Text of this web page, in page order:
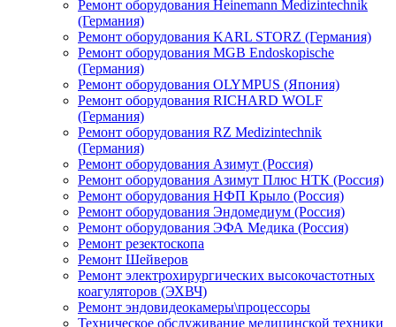
Ремонт оборудования Heinemann Medizintechnik
(Германия)
Ремонт оборудования KARL STORZ (Германия)
Ремонт оборудования MGB Endoskopische
(Германия)
Ремонт оборудования OLYMPUS (Япония)
Ремонт оборудования RICHARD WOLF
(Германия)
Ремонт оборудования RZ Medizintechnik
(Германия)
Ремонт оборудования Азимут (Россия)
Ремонт оборудования Азимут Плюс НТК (Россия)
Ремонт оборудования НФП Крыло (Россия)
Ремонт оборудования Эндомедиум (Россия)
Ремонт оборудования ЭФА Медика (Россия)
Ремонт резектоскопа
Ремонт Шейверов
Ремонт электрохирургических высокочастотных
коагуляторов (ЭХВЧ)
Ремонт эндовидеокамеры\процессоры
Техническое обслуживание медицинской техники